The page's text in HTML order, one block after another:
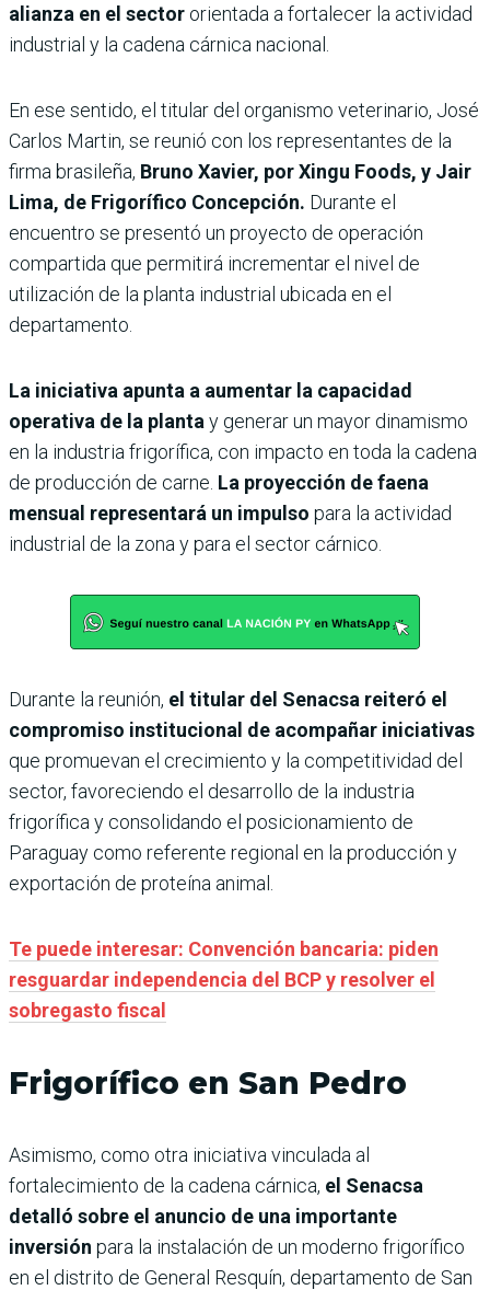
alianza en el sector orientada a fortalecer la actividad
industrial y la cadena cárnica nacional.
En ese sentido, el titular del organismo veterinario, José
Carlos Martin, se reunió con los representantes de la
firma brasileña, Bruno Xavier, por Xingu Foods, y Jair
Lima, de Frigorífico Concepción. Durante el
encuentro se presentó un proyecto de operación
compartida que permitirá incrementar el nivel de
utilización de la planta industrial ubicada en el
departamento.
La iniciativa apunta a aumentar la capacidad
operativa de la planta y generar un mayor dinamismo
en la industria frigorífica, con impacto en toda la cadena
de producción de carne. La proyección de faena
mensual representará un impulso para la actividad
industrial de la zona y para el sector cárnico.
Durante la reunión, el titular del Senacsa reiteró el
compromiso institucional de acompañar iniciativas
que promuevan el crecimiento y la competitividad del
sector, favoreciendo el desarrollo de la industria
frigorífica y consolidando el posicionamiento de
Paraguay como referente regional en la producción y
exportación de proteína animal.
Te puede interesar: Convención bancaria: piden
resguardar independencia del BCP y resolver el
sobregasto fiscal
Frigorífico en San Pedro
Asimismo, como otra iniciativa vinculada al
fortalecimiento de la cadena cárnica, el Senacsa
detalló sobre el anuncio de una importante
inversión para la instalación de un moderno frigorífico
en el distrito de General Resquín, departamento de San